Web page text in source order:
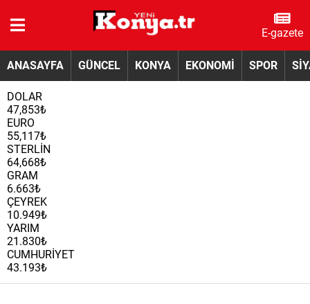
E-gazete
ANASAYFA GÜNCEL KONYA EKONOMİ SPOR
DOLAR
47,853₺
EURO
55,117₺
STERLİN
64,668₺
GRAM
6.663₺
ÇEYREK
10.949₺
YARIM
21.830₺
CUMHURİYET
43.193₺